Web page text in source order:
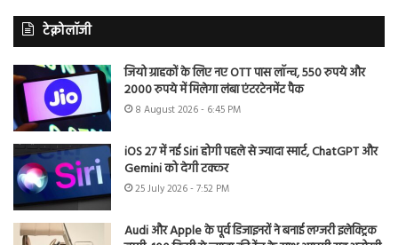
टेक्नोलॉजी
जियो ग्राहकों के लिए नए OTT पास लॉन्च, 550 रुपये और
2000 रुपये में मिलेगा लंबा एंटरटेनमेंट पैक
8 August 2026 - 6:45 PM
iOS 27 में नई Siri होगी पहले से ज्यादा स्मार्ट, ChatGPT और
Gemini को देगी टक्कर
25 July 2026 - 7:52 PM
Audi और Apple के पूर्व डिजाइनरों ने बनाई लग्जरी इलेक्ट्रिक